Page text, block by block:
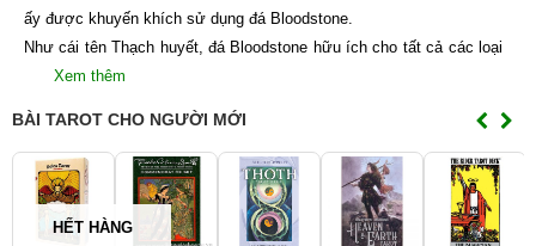
ấy được khuyến khích sử dụng đá Bloodstone.
Như cái tên Thạch huyết, đá Bloodstone hữu ích cho tất cả các loại
Xem thêm
BÀI TAROT CHO NGƯỜI MỚI
HẾT HÀNG